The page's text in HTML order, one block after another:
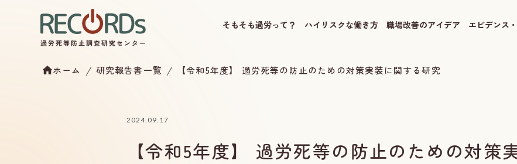
そもそも過労って？ ハイリスクな働き方 職場改善のアイデア エビデンス
ホーム 研究報告書一覧 【令和5年度】 過労死等の防止のための対策実装に関する研究
2024.09.17
【令和5年度】 過労死等の防止のための対策